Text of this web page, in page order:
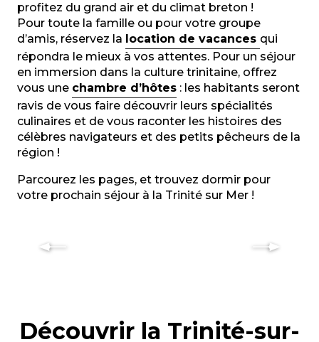
profitez du grand air et du climat breton !
Pour toute la famille ou pour votre groupe
d’amis, réservez la location de vacances qui
répondra le mieux à vos attentes. Pour un séjour
en immersion dans la culture trinitaine, offrez
vous une chambre d’hôtes : les habitants seront
ravis de vous faire découvrir leurs spécialités
culinaires et de vous raconter les histoires des
célèbres navigateurs et des petits pêcheurs de la
région !
Parcourez les pages, et trouvez dormir pour
votre prochain séjour à la Trinité sur Mer !
Découvrir la Trinité-sur-